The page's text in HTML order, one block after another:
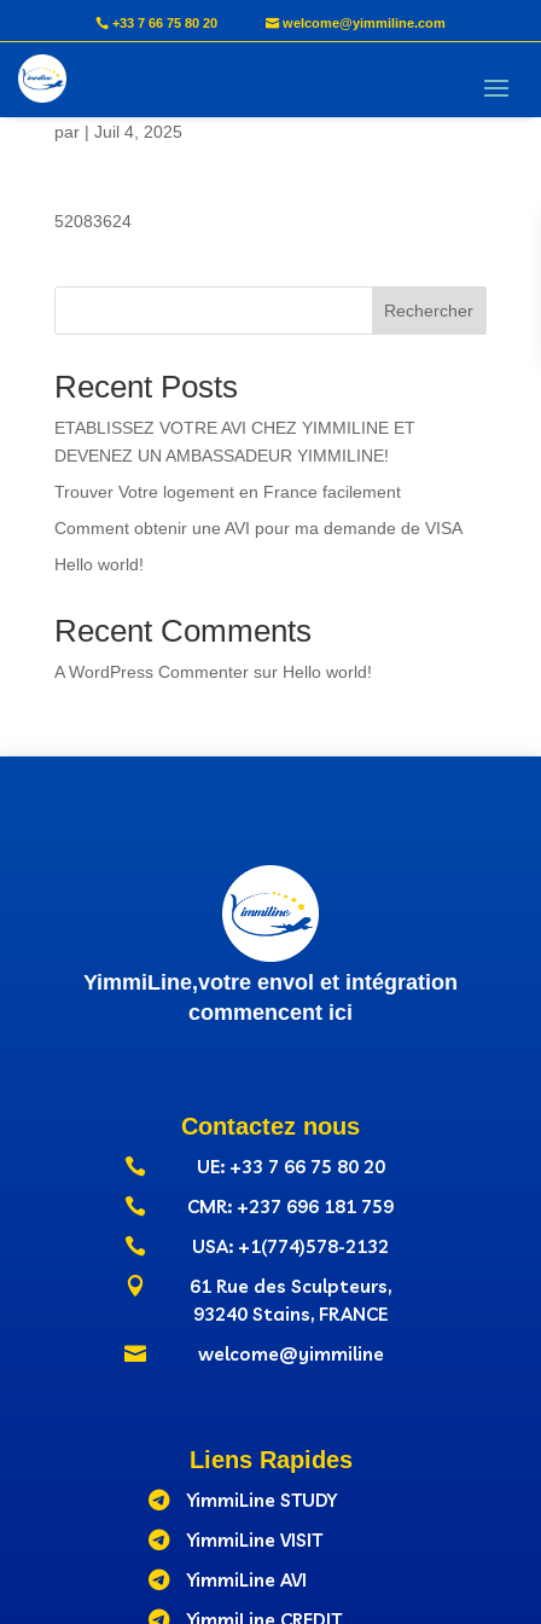
+33 7 66 75 80 20 welcome@yimmiline.com
CHEBOU Jude Romuald
par | Juil 4, 2025
52083624
Rechercher
Recent Posts
ETABLISSEZ VOTRE AVI CHEZ YIMMILINE ET
DEVENEZ UN AMBASSADEUR YIMMILINE!
Trouver Votre logement en France facilement
Comment obtenir une AVI pour ma demande de VISA
Hello world!
Recent Comments
A WordPress Commentersur Hello world!
YimmiLine,votre envol et intégration
commencent ici
Contactez nous
 UE: +33 7 66 75 80 20
 CMR: +237‭ 696 181 759
 USA: +1(774)578-2132

61 Rue des Sculpteurs,
93240 Stains, FRANCE
 welcome@yimmiline
Liens Rapides

YimmiLine STUDY

YimmiLine VISIT

YimmiLine AVI